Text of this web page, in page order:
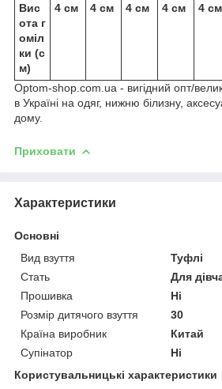
Вис
ота г
оміл
ки (с
м)
4 см 4 см 4 см 4 см 4 см
Optom-shop.com.ua - вигідний опт/
в Україні на одяг, нижню білизну,
дому.
Приховати
Характеристики
Основні
Вид взуття
Туфлі
Стать
Для
Прошивка
Ні
Розмір дитячого взуття
30
Країна виробник
Китай
Супінатор
Ні
Користувальницькі характеристики